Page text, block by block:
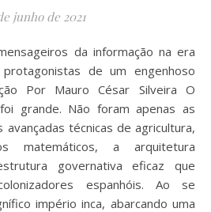
junho de 2021
de um engenhoso
Por Mauro César Silveira O
grande. Não foram apenas as
técnicas de agricultura,
matemáticos, a arquitetura
governativa eficaz que
espanhóis. Ao se
império inca, abarcando uma